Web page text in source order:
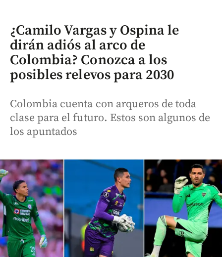
¿Camilo Vargas y Ospina le
dirán adiós al arco de
Colombia? Conozca a los
posibles relevos para 2030
Colombia cuenta con arqueros de toda
clase para el futuro. Estos son algunos de
los apuntados